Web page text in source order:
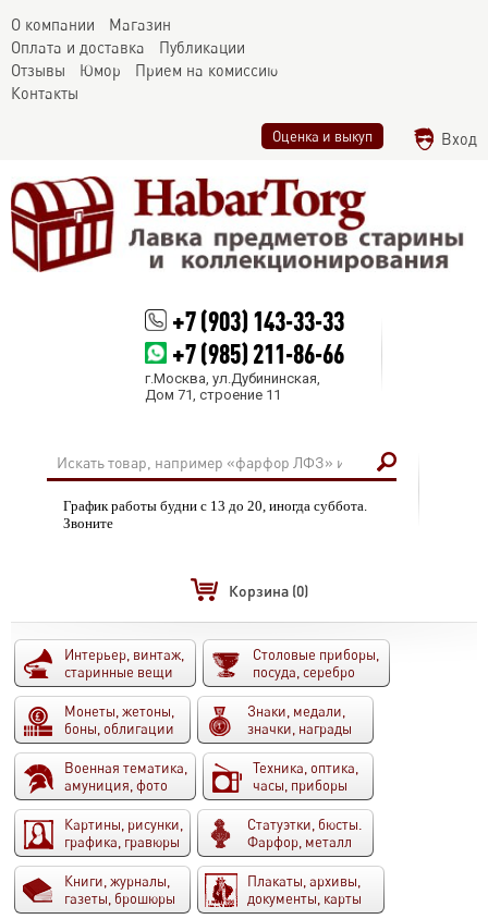
О компании
Магазин
Оплата и доставка
Публикации
Отзывы
Юмор
Прием на комиссию
Контакты
Оценка и выкуп Вход
+7 (903) 143-33-33
+7 (985) 211-86-66
г.Москва, ул.Дубининская,
Дом 71, строение 11
График работы будни с 13 до 20, иногда суббота.
Звоните
Корзина (0)
Интерьер, винтаж,
старинные вещи
Столовые приборы,
посуда, серебро
Монеты, жетоны,
боны, облигации
Знаки, медали,
значки, награды
Военная тематика,
амуниция, фото
Техника, оптика,
часы, приборы
Картины, рисунки,
графика, гравюры
Статуэтки, бюсты.
Фарфор, металл
Книги, журналы,
газеты, брошюры
Плакаты, архивы,
документы, карты